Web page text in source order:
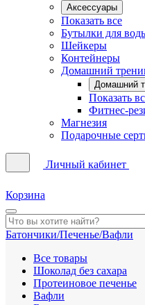
Аксессуары
Показать все
Бутылки для
Шейкеры
Контейнеры
Домашний
Домашний
Показать
Фитнес-
Магнезия
Подарочные
Личный кабинет
Корзина
Батончики/Печенье/Вафли
Все товары
Шоколад без сахара
Протеиновое печенье
Вафли